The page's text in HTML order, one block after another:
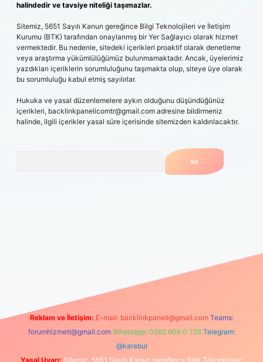
halindedir ve tavsiye niteliği taşımazlar.
Sitemiz, 5651 Sayılı Kanun gereğince Bilgi Teknolojileri ve İletişim
Kurumu (BTK) tarafından onaylanmış bir Yer Sağlayıcı olarak hizmet
vermektedir. Bu nedenle, sitedeki içerikleri proaktif olarak denetleme
veya araştırma yükümlülüğümüz bulunmamaktadır. Ancak, üyelerimiz
yazdıkları içeriklerin sorumluluğunu taşımakta olup, siteye üye olarak
bu sorumluluğu kabul etmiş sayılırlar.
Hukuka ve yasal düzenlemelere aykırı olduğunu düşündüğünüz
içerikleri, backlinkpanelicomtr@gmail.com adresine bildirmeniz
halinde, ilgili içerikler yasal süre içerisinde sitemizden kaldırılacaktır.
elexbet giriş
Reklam ve İletişim: E-mail: backlinkpaneli@gmail.com Teams:
forumhizmeti@gmail.com Whatsapp: 0262 606 0 726 Telegram:
@karabul
Yasal Uyarı: Sitemiz, 5651 Sayılı Kanun gereğince Bilgi Teknolojileri